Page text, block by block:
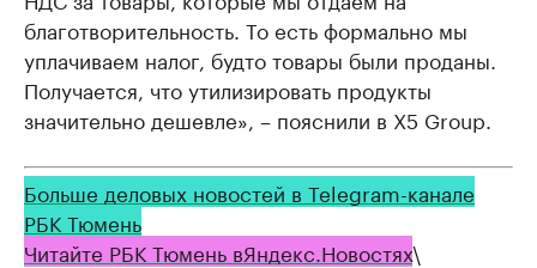
благотворительность. То есть формально мы
уплачиваем налог, будто товары были проданы.
Получается, что утилизировать продукты
значительно дешевле», – пояснили в X5 Group.
Больше деловых новостей в Telegram-канале
РБК Тюмень
Читайте РБК Тюмень вЯндекс .Новостях\